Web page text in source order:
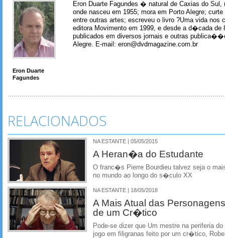
Eron Duarte
Fagundes
Eron Duarte Fagundes � natural de Caxias do Sul,
onde nasceu em 1955; mora em Porto Alegre;
entre outras artes; escreveu o livro ?Uma vida nos
editora Movimento em 1999, e desde a d�cada de
publicados em diversos jornais e outras
Alegre. E-mail: eron@dvdmagazine.com.br
RELACIONADOS
NA ESTANTE | 05/05/2015
A Heran�a do Estudante
O franc�s Pierre Bourdieu talvez seja o
no mundo ao longo do s�culo XX
NA ESTANTE | 18/05/2018
A Mais Atual das
de um Cr�tico
Pode-se dizer que Um mestre na periferia
jogo em filigranas feito por um cr�tico,